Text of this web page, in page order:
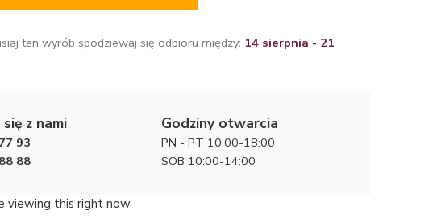
ten wyrób spodziewaj się odbioru między: 14 sierpnia - 21
z nami
93
88
Godziny otwarcia
PN - PT 10:00-18:00
SOB 10:00-14:00
viewing this right now